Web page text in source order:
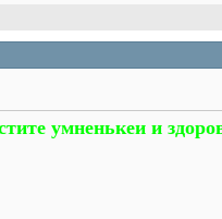
умненькеи и